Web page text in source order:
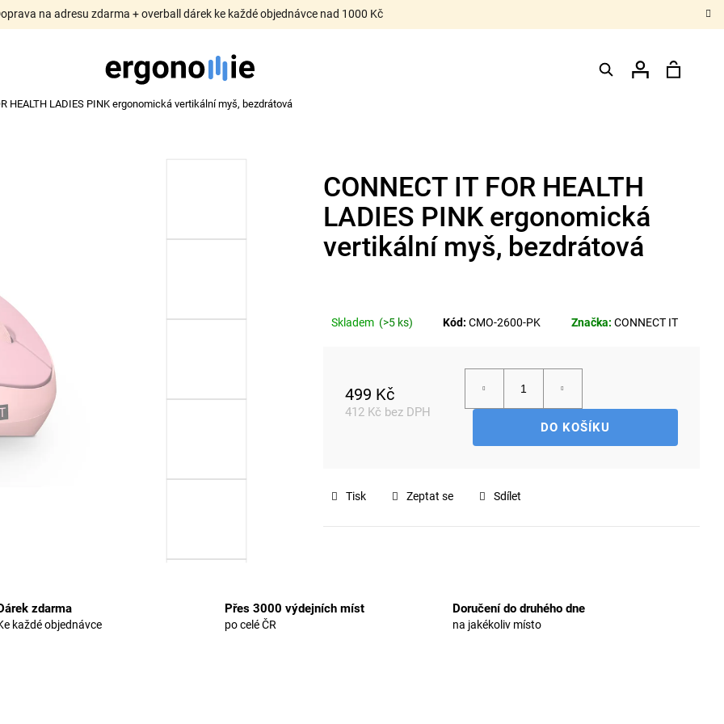
na adresu zdarma + overball dárek ke každé objednávce nad 1000 Kč
HledatPřihlášení
HEALTH LADIES PINK ergonomická vertikální myš, bezdrátová
CONNECT IT FOR HEALTH
LADIES PINK ergonomická
vertikální myš, bezdrátová
Skladem (>5 ks) Kód: CMO-2600-PK Značka: CONNECT IT
499 Kč
412 Kč bez DPH
DO KOŠÍKU
Tisk Zeptat se Sdílet
zdarma
každé objednávce
Přes 3000 výdejních míst
po celé ČR
Doručení do druhého dne
na jakékoliv místo